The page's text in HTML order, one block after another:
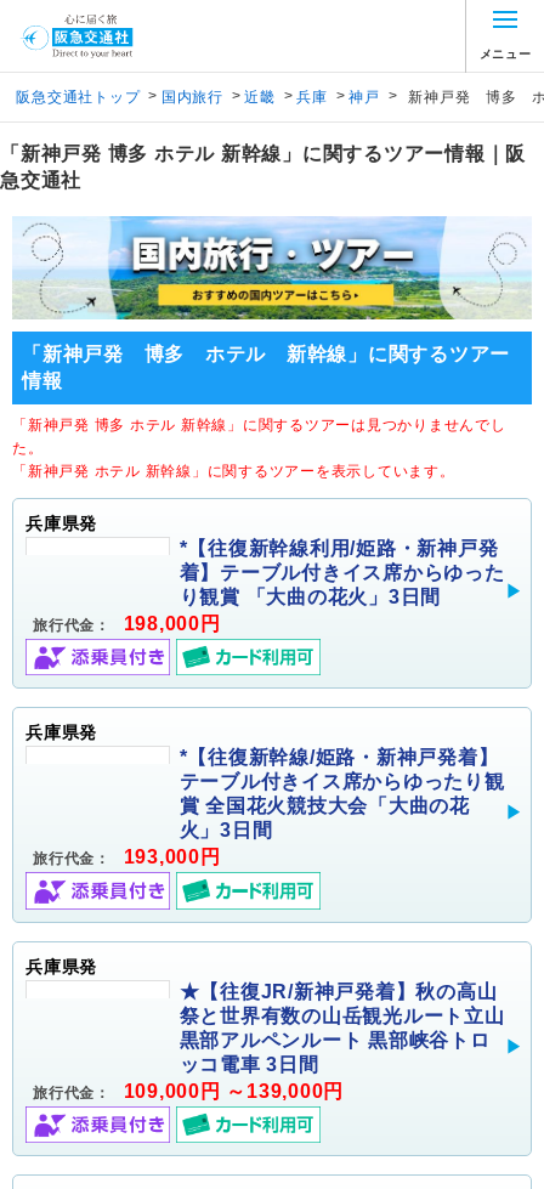
メニュー
阪急交通社トップ > 国内旅行 > 近畿 > 兵庫 > 神戸 > 新神戸発 博多
「新神戸発 博多 ホテル 新幹線」に関するツアー情報｜阪
急交通社
「新神戸発 博多 ホテル 新幹線」に関するツアー
情報
「新神戸発 博多 ホテル 新幹線」に関するツアーは見つかりませんでし
た。
「新神戸発 ホテル 新幹線」に関するツアーを表示しています。
兵庫県発
*【往復新幹線利用/姫路・新神戸発
着】テーブル付きイス席からゆった
り観賞 「大曲の花火」3日間
旅行代金： 198,000円
兵庫県発
*【往復新幹線/姫路・新神戸発着】
テーブル付きイス席からゆったり観
賞 全国花火競技大会「大曲の花
火」3日間
旅行代金： 193,000円
兵庫県発
★【往復JR/新神戸発着】秋の高山
祭と世界有数の山岳観光ルート立山
黒部アルペンルート 黒部峡谷トロ
ッコ電車 3日間
旅行代金： 109,000円 ～139,000円